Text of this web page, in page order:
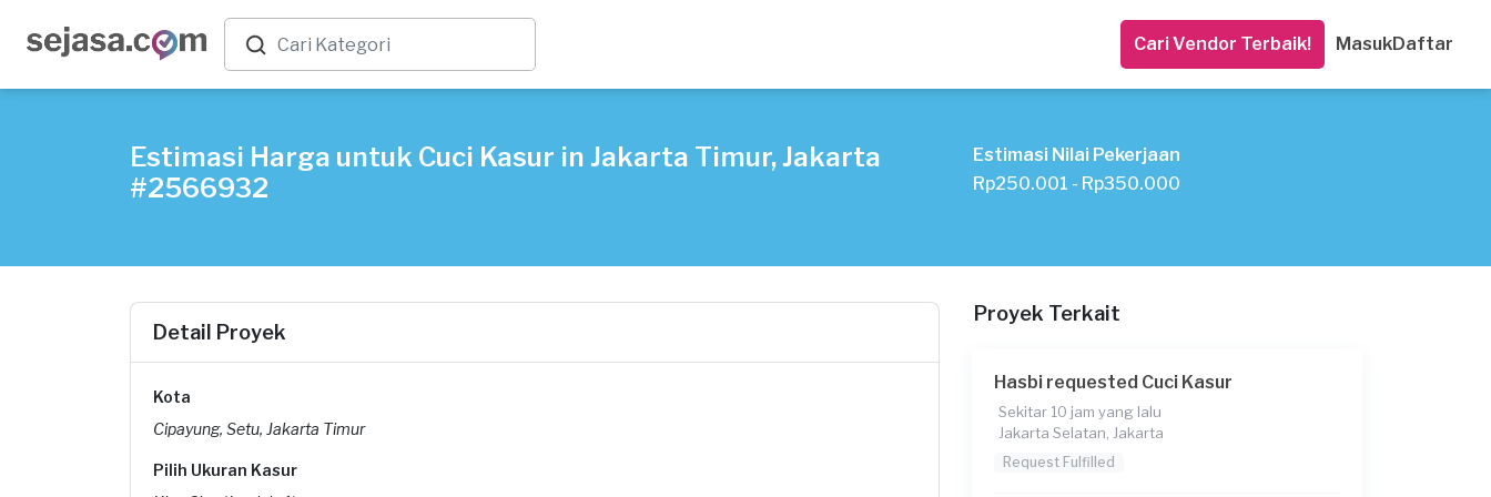
Cari Vendor Terbaik! MasukDaftar
Estimasi Harga untuk Cuci Kasur in Jakarta Timur, Jakarta
#2566932
Estimasi Nilai Pekerjaan
Rp250.001 - Rp350.000
Detail Proyek
Kota
Cipayung, Setu, Jakarta Timur
Pilih Ukuran Kasur
Proyek Terkait
Hasbi requested Cuci Kasur
Sekitar 10 jam yang lalu
Jakarta Selatan, Jakarta
Request Fulfilled